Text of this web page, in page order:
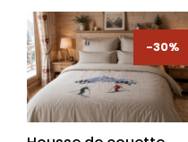
-30%